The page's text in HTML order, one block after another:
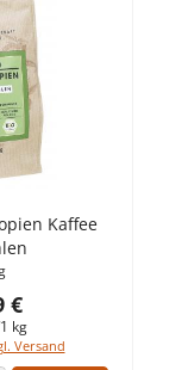
Kaffee
€
kg
Versand